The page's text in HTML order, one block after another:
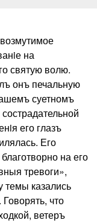
на
святую волю.
онъ печальную
суетномъ
его глазъ
Его
на его
тревоги»,
казались
что
ветеръ